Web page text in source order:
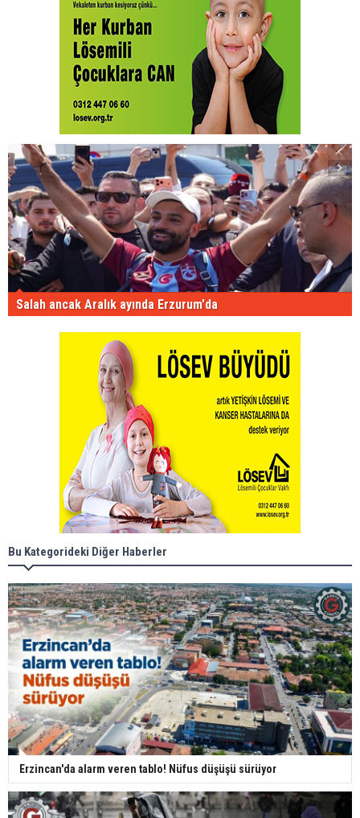
Salah ancak Aralık ayında Erzurum'da
Bu Kategorideki Diğer Haberler
Erzincan'da alarm veren tablo! Nüfus düşüşü sürüyor